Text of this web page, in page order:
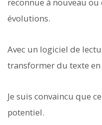
évolutions.
Avec un logiciel de
transformer du texte
Je suis convaincu que
potentiel.